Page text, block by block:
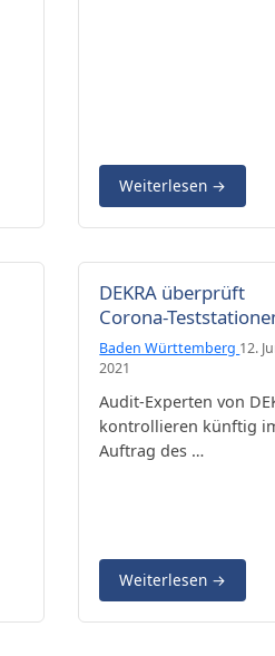
Weiterlesen →
DEKRA überprüft
Corona-
Baden Württemberg 12.
2021
Audit-Experten von
kontrollieren künftig
Auftrag des …
Weiterlesen →